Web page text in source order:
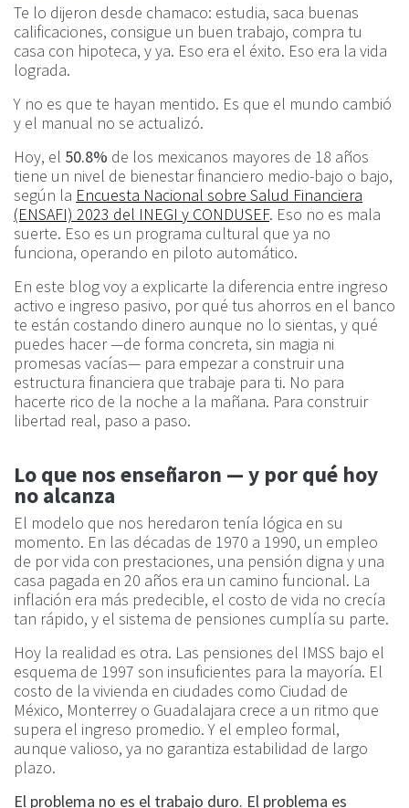
Te lo dijeron desde chamaco: estudia, saca buenas
calificaciones, consigue un buen trabajo, compra tu
casa con hipoteca, y ya. Eso era el éxito. Eso era la vida
lograda.
Y no es que te hayan mentido. Es que el mundo cambió
y el manual no se actualizó.
Hoy, el 50.8% de los mexicanos mayores de 18 años
tiene un nivel de bienestar financiero medio-bajo o bajo,
según la Encuesta Nacional sobre Salud Financiera
(ENSAFI) 2023 del INEGI y CONDUSEF. Eso no es mala
suerte. Eso es un programa cultural que ya no
funciona, operando en piloto automático.
En este blog voy a explicarte la diferencia entre ingreso
activo e ingreso pasivo, por qué tus ahorros en el banco
te están costando dinero aunque no lo sientas, y qué
puedes hacer —de forma concreta, sin magia ni
promesas vacías— para empezar a construir una
estructura financiera que trabaje para ti. No para
hacerte rico de la noche a la mañana. Para construir
libertad real, paso a paso.
Lo que nos enseñaron — y por qué hoy
no alcanza
El modelo que nos heredaron tenía lógica en su
momento. En las décadas de 1970 a 1990, un empleo
de por vida con prestaciones, una pensión digna y una
casa pagada en 20 años era un camino funcional. La
inflación era más predecible, el costo de vida no crecía
tan rápido, y el sistema de pensiones cumplía su parte.
Hoy la realidad es otra. Las pensiones del IMSS bajo el
esquema de 1997 son insuficientes para la mayoría. El
costo de la vivienda en ciudades como Ciudad de
México, Monterrey o Guadalajara crece a un ritmo que
supera el ingreso promedio. Y el empleo formal,
aunque valioso, ya no garantiza estabilidad de largo
plazo.
El problema no es el trabajo duro. El problema es